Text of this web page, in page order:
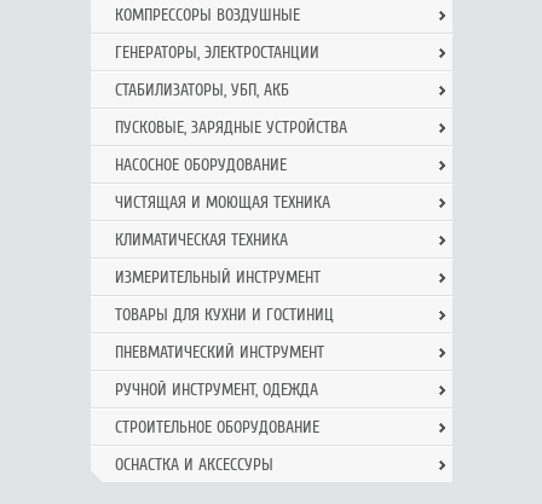
КОМПРЕССОРЫ ВОЗДУШНЫЕ
ГЕНЕРАТОРЫ, ЭЛЕКТРОСТАНЦИИ
СТАБИЛИЗАТОРЫ, УБП, АКБ
ПУСКОВЫЕ, ЗАРЯДНЫЕ УСТРОЙСТВА
НАСОСНОЕ ОБОРУДОВАНИЕ
ЧИСТЯЩАЯ И МОЮЩАЯ ТЕХНИКА
КЛИМАТИЧЕСКАЯ ТЕХНИКА
ИЗМЕРИТЕЛЬНЫЙ ИНСТРУМЕНТ
ТОВАРЫ ДЛЯ КУХНИ И ГОСТИНИЦ
ПНЕВМАТИЧЕСКИЙ ИНСТРУМЕНТ
РУЧНОЙ ИНCТРУМЕНТ, ОДЕЖДА
СТРОИТЕЛЬНОЕ ОБОРУДОВАНИЕ
ОСНАСТКА И АКСЕССУРЫ